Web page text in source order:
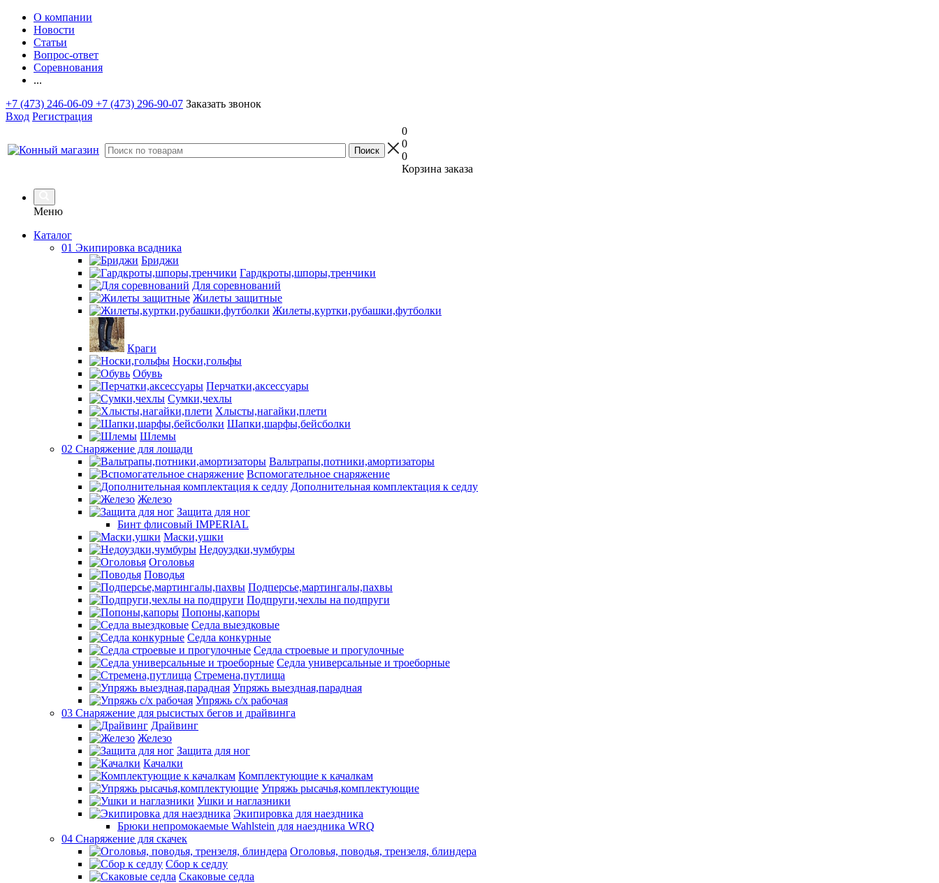
О компании
Новости
Статьи
Вопрос-ответ
Соревнования
...
+7 (473) 246-06-09 +7 (473) 296-90-07 Заказать звонок
Вход Регистрация
0
0
0
Корзина заказа
Меню
Каталог
01 Экипировка всадника
Бриджи
Гардкроты,шпоры,тренчики
Для соревнований
Жилеты защитные
Жилеты,куртки,рубашки,футболки
Краги
Носки,гольфы
Обувь
Перчатки,аксессуары
Сумки,чехлы
Хлысты,нагайки,плети
Шапки,шарфы,бейсболки
Шлемы
02 Снаряжение для лошади
Вальтрапы,потники,амортизаторы
Вспомогательное снаряжение
Дополнительная комплектация к седлу
Железо
Защита для ног
Бинт флисовый IMPERIAL
Маски,ушки
Недоуздки,чумбуры
Оголовья
Поводья
Подперсье,мартингалы,пахвы
Подпруги,чехлы на подпруги
Попоны,капоры
Седла выездковые
Седла конкурные
Седла строевые и прогулочные
Седла универсальные и троеборные
Стремена,путлища
Упряжь выездная,парадная
Упряжь с/х рабочая
03 Снаряжение для рысистых бегов и драйвинга
Драйвинг
Железо
Защита для ног
Качалки
Комплектующие к качалкам
Упряжь рысачья,комплектующие
Ушки и наглазники
Экипировка для наездника
Брюки непромокаемые Wahlstein для наездника WRQ
04 Снаряжение для скачек
Оголовья, поводья, трензеля, блиндера
Сбор к седлу
Скаковые седла